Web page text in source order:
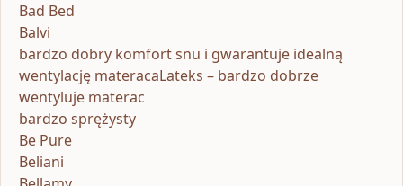
Bad Bed
Balvi
bardzo dobry komfort snu i gwarantuje idealną
wentylację materacaLateks – bardzo dobrze
wentyluje materac
bardzo sprężysty
Be Pure
Beliani